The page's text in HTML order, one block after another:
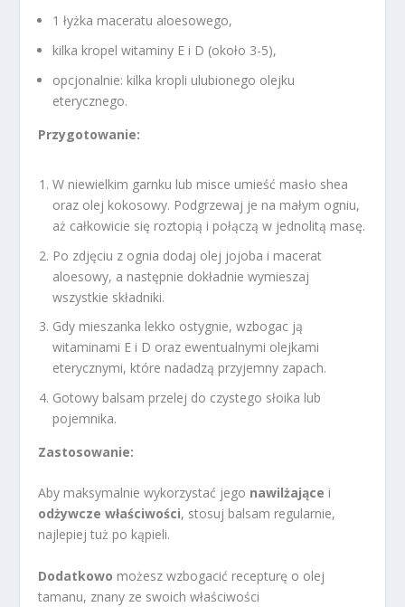
1 łyżka maceratu aloesowego,
kilka kropel witaminy E i D (około 3-5),
opcjonalnie: kilka kropli ulubionego olejku
eterycznego.
Przygotowanie:
W niewielkim garnku lub misce umieść masło shea
oraz olej kokosowy. Podgrzewaj je na małym ogniu,
aż całkowicie się roztopią i połączą w jednolitą masę.
Po zdjęciu z ognia dodaj olej jojoba i macerat
aloesowy, a następnie dokładnie wymieszaj
wszystkie składniki.
Gdy mieszanka lekko ostygnie, wzbogac ją
witaminami E i D oraz ewentualnymi olejkami
eterycznymi, które nadadzą przyjemny zapach.
Gotowy balsam przelej do czystego słoika lub
pojemnika.
Zastosowanie:
Aby maksymalnie wykorzystać jego nawilżające i
odżywcze właściwości, stosuj balsam regularnie,
najlepiej tuż po kąpieli.
Dodatkowo możesz wzbogacić recepturę o olej
tamanu, znany ze swoich właściwości